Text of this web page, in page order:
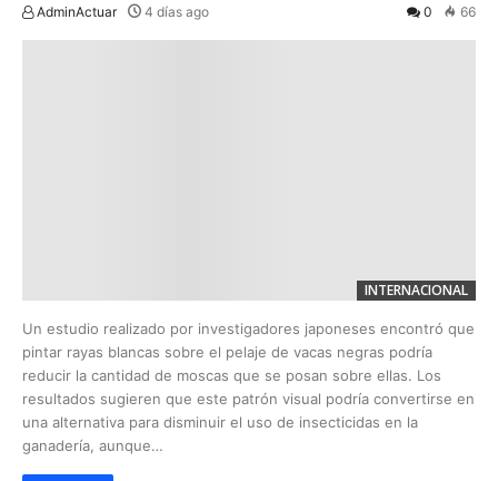
AdminActuar 4 días ago 0 66
INTERNACIONAL
Un estudio realizado por investigadores japoneses encontró que
pintar rayas blancas sobre el pelaje de vacas negras podría
reducir la cantidad de moscas que se posan sobre ellas. Los
resultados sugieren que este patrón visual podría convertirse en
una alternativa para disminuir el uso de insecticidas en la
ganadería, aunque…